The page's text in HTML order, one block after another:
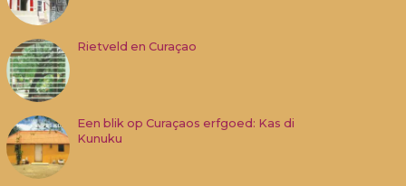
Rietveld en Curaçao
Een blik op Curaçaos erfgoed: Kas di
Kunuku